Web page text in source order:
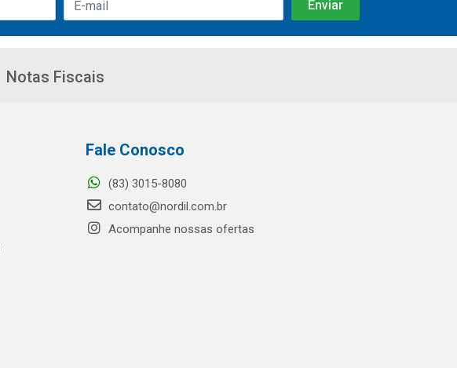
Notas Fiscais
Fale Conosco
(83) 3015-8080
contato@nordil.com.br
Acompanhe nossas ofertas